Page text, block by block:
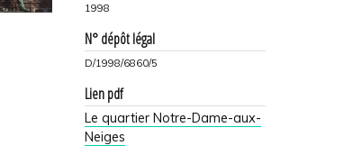
1998
N° dépôt légal
D/1998/6860/5
Lien pdf
Le quartier Notre-Dame-aux-
Neiges